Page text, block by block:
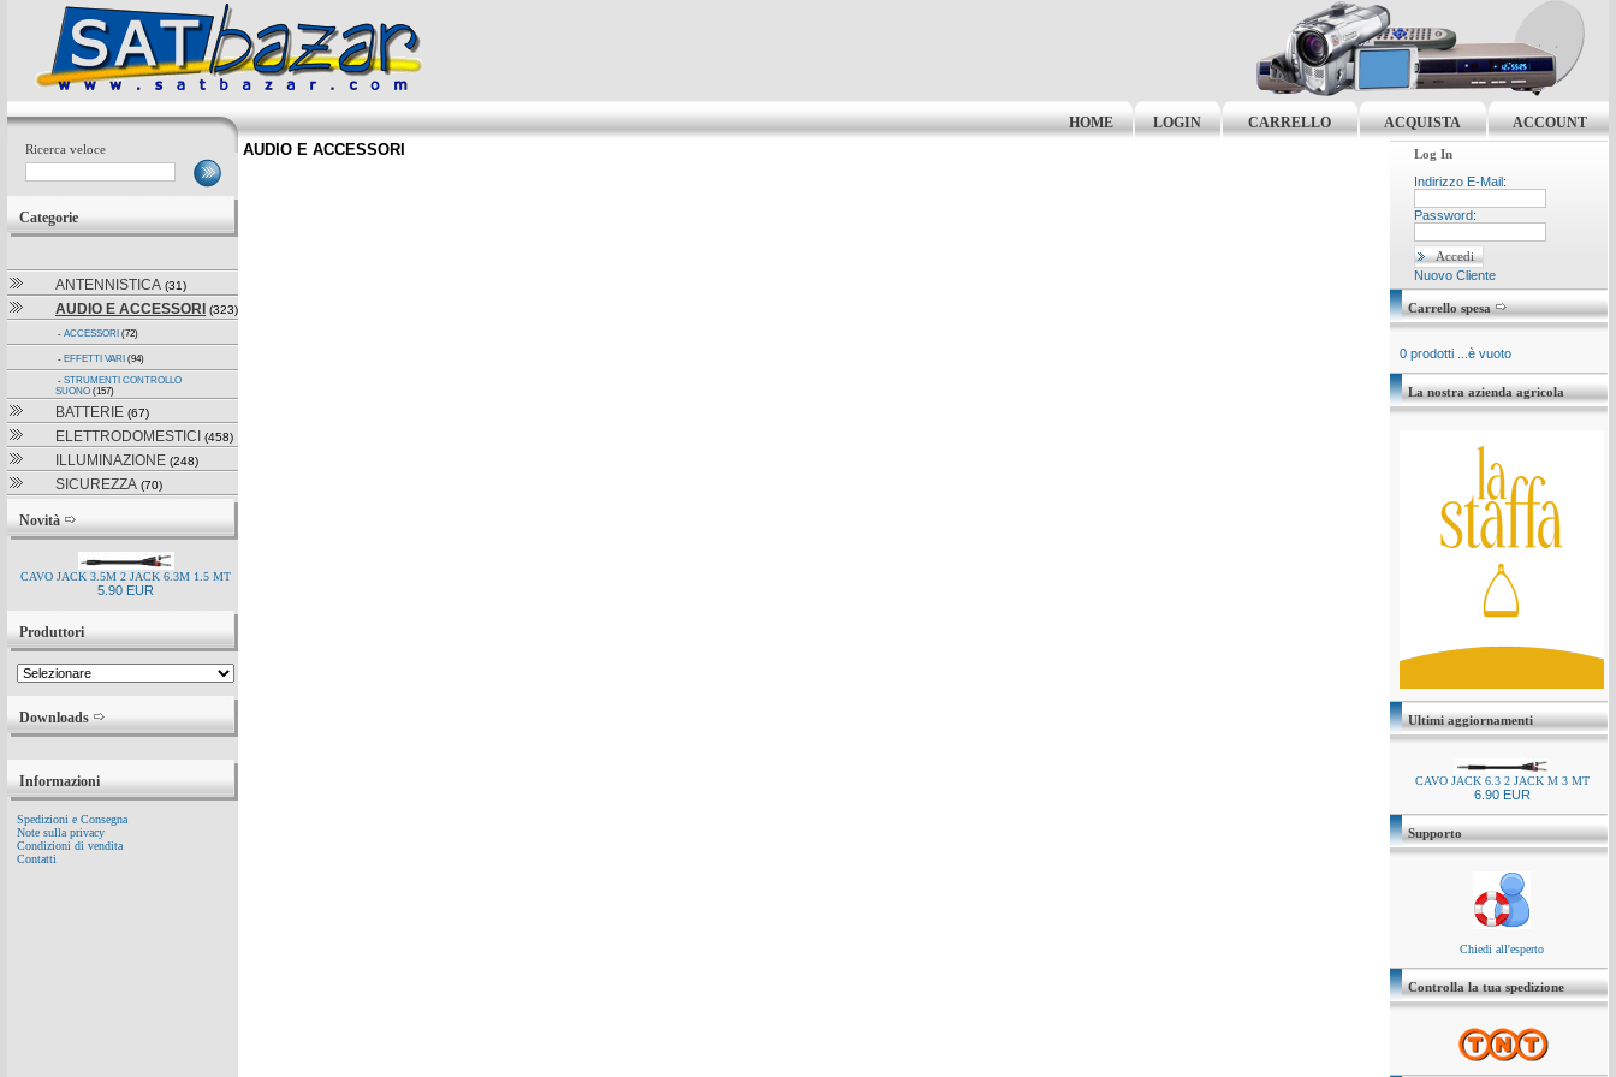
HOME LOGIN CARRELLO ACQUISTA ACCOUNT
Ricerca veloce
Categorie
ANTENNISTICA (31)
AUDIO E ACCESSORI (323)
- ACCESSORI (72)
- EFFETTI VARI (94)
- STRUMENTI CONTROLLO
SUONO (157)
BATTERIE (67)
ELETTRODOMESTICI (458)
ILLUMINAZIONE (248)
SICUREZZA (70)
Novità
CAVO JACK 3.5M 2 JACK 6.3M 1.5 MT
5.90 EUR
Produttori
Downloads
Informazioni
Spedizioni e Consegna
Note sulla privacy
Condizioni di vendita
Contatti
AUDIO E ACCESSORI
Log In
Indirizzo E-Mail:
Password:
Nuovo Cliente
Carrello spesa
0 prodotti ...è vuoto
La nostra azienda agricola
Ultimi aggiornamenti
CAVO JACK 6.3 2 JACK M 3 MT
6.90 EUR
Supporto
Chiedi all'esperto
Controlla la tua spedizione